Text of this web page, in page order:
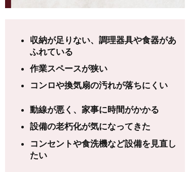
収納が足りない、調理器具や食器があ
ふれている
作業スペースが狭い
コンロや換気扇の汚れが落ちにくい
動線が悪く、家事に時間がかかる
設備の老朽化が気になってきた
コンセントや食洗機など設備を見直し
たい